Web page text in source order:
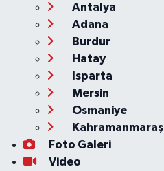
Antalya
Adana
Burdur
Hatay
Isparta
Mersin
Osmaniye
Kahramanmaraş
Foto Galeri
Video